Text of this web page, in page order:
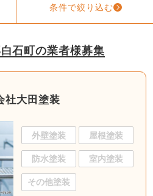
条件で絞り込む
石町の業者様募集
社大田塗装
外壁塗装 屋根塗装
防水塗装 室内塗装
その他塗装